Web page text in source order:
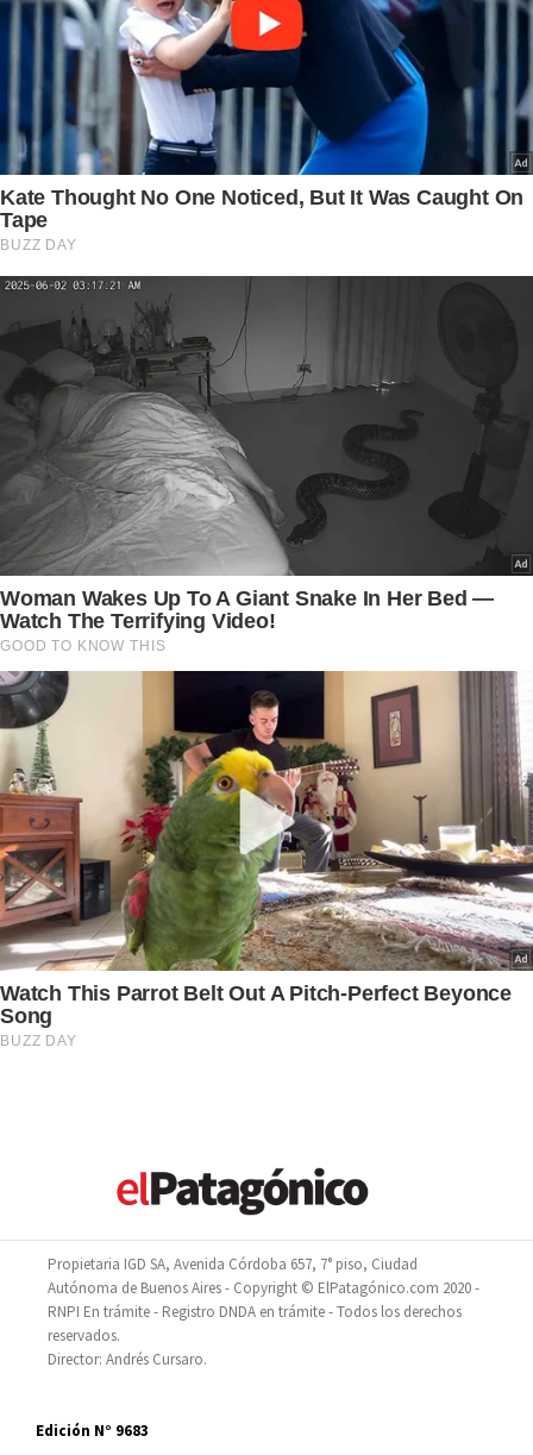
Propietaria IGD SA, Avenida Córdoba 657, 7° piso, Ciudad
Autónoma de Buenos Aires - Copyright © ElPatagónico.com 2020 -
RNPI En trámite - Registro DNDA en trámite - Todos los derechos
reservados.
Director: Andrés Cursaro.
Edición N° 9683